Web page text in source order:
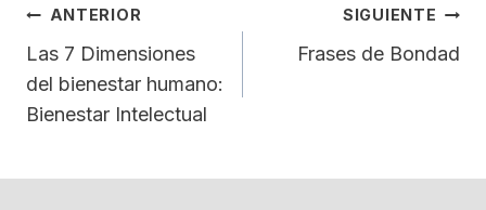
Navegación
De
Entradas
ANTERIOR
Las 7 Dimensiones
del bienestar humano:
Bienestar Intelectual
SIGUIENTE
Frases de Bondad